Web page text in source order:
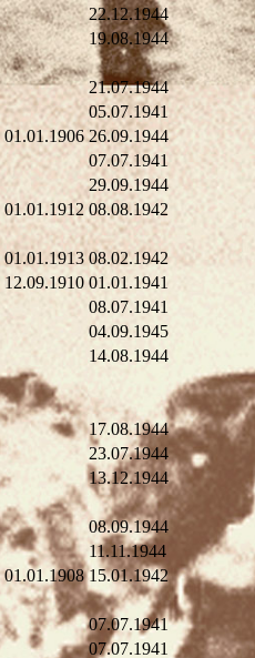
22.12.1944
19.08.1944
21.07.1944
05.07.1941
01.01.1906 26.09.1944
07.07.1941
29.09.1944
01.01.1912 08.08.1942
01.01.1913 08.02.1942
12.09.1910 01.01.1941
08.07.1941
04.09.1945
14.08.1944
17.08.1944
23.07.1944
13.12.1944
08.09.1944
11.11.1944
01.01.1908 15.01.1942
07.07.1941
07.07.1941